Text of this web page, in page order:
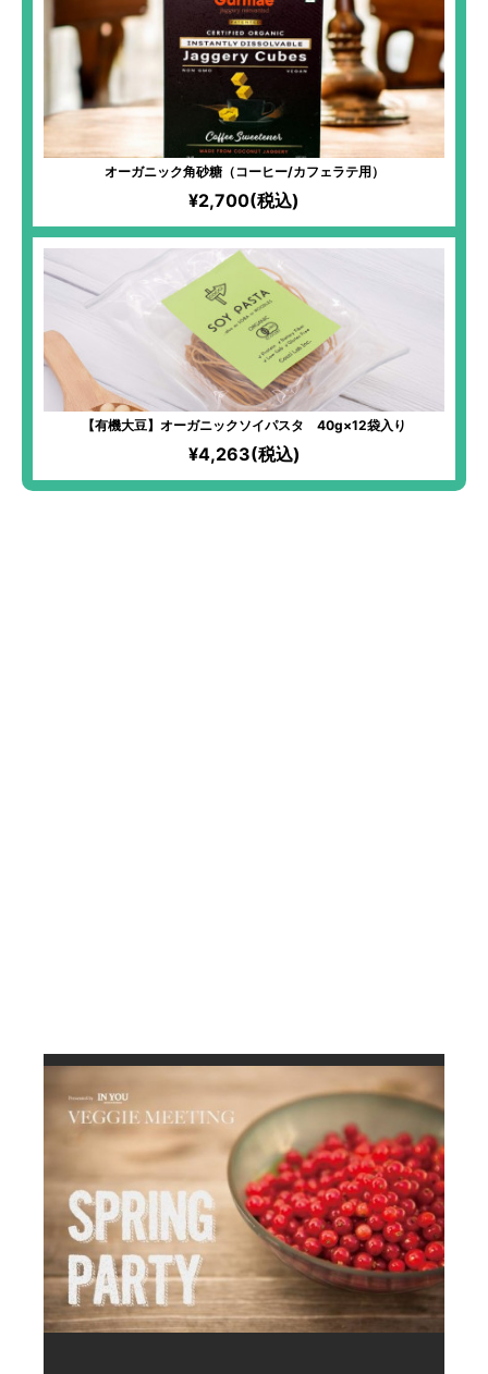
オーガニック角砂糖（コーヒー/カフェラテ用）
¥2,700(税込)
【有機大豆】オーガニックソイパスタ 40g×12袋入り
¥4,263(税込)